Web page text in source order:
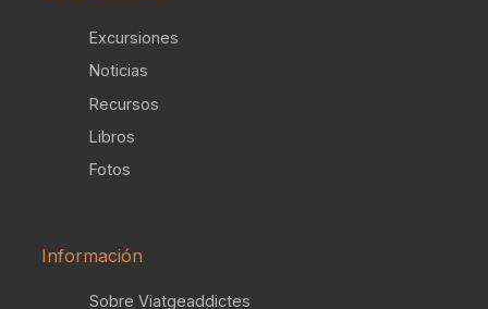
Excursiones
Noticias
Recursos
Libros
Fotos
Información
Sobre Viatgeaddictes